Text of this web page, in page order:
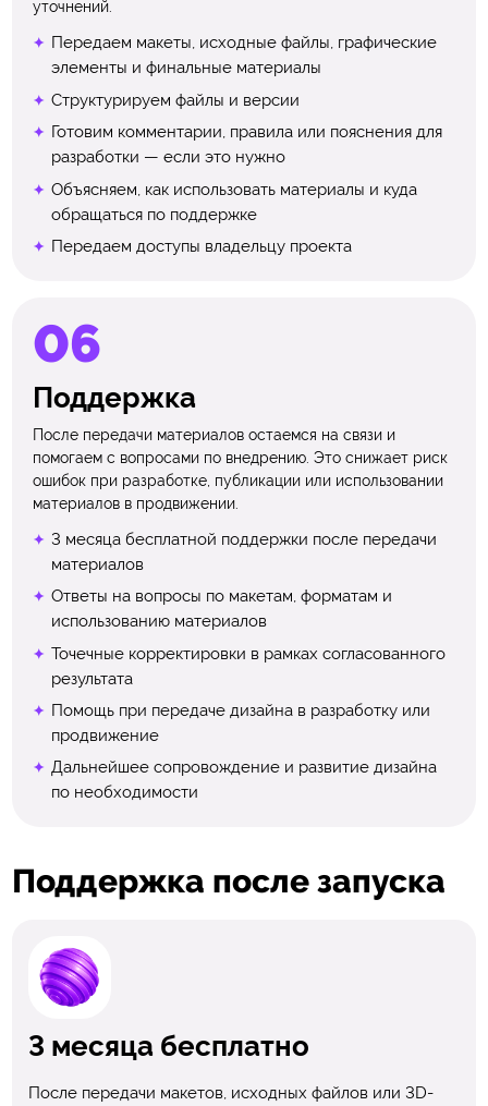
уточнений.
Передаем макеты, исходные файлы, графические
элементы и финальные материалы
Структурируем файлы и версии
Готовим комментарии, правила или пояснения для
разработки — если это нужно
Объясняем, как использовать материалы и куда
обращаться по поддержке
Передаем доступы владельцу проекта
Поддержка
После передачи материалов остаемся на связи и
помогаем с вопросами по внедрению. Это снижает риск
ошибок при разработке, публикации или использовании
материалов в продвижении.
3 месяца бесплатной поддержки после передачи
материалов
Ответы на вопросы по макетам, форматам и
использованию материалов
Точечные корректировки в рамках согласованного
результата
Помощь при передаче дизайна в разработку или
продвижение
Дальнейшее сопровождение и развитие дизайна
по необходимости
Поддержка после запуска
3 месяца бесплатно
После передачи макетов, исходных файлов или 3D-